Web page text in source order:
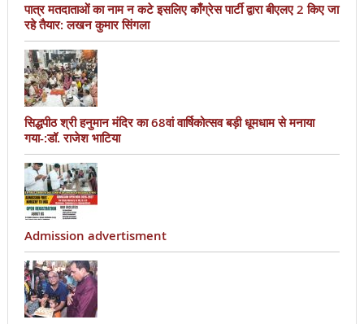
पात्र मतदाताओं का नाम न कटे इसलिए काँग्रेस पार्टी द्वारा बीएलए 2 किए जा
रहे तैयार: लखन कुमार सिंगला
सिद्धपीठ श्री हनुमान मंदिर का 68वां वार्षिकोत्सव बड़ी धूमधाम से मनाया
गया-:डॉ. राजेश भाटिया
Admission advertisment